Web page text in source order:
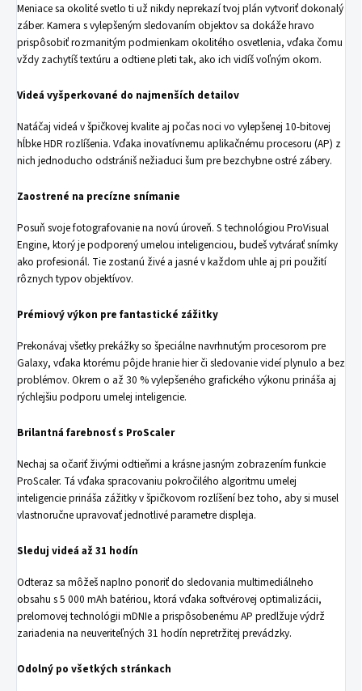
Meniace sa okolité svetlo ti už nikdy neprekazí tvoj plán vytvoriť dokonalý
záber. Kamera s vylepšeným sledovaním objektov sa dokáže hravo
prispôsobiť rozmanitým podmienkam okolitého osvetlenia, vďaka čomu
vždy zachytíš textúru a odtiene pleti tak, ako ich vidíš voľným okom.
Videá vyšperkované do najmenších detailov
Natáčaj videá v špičkovej kvalite aj počas noci vo vylepšenej 10-bitovej
hĺbke HDR rozlíšenia. Vďaka inovatívnemu aplikačnému procesoru (AP) z
nich jednoducho odstrániš nežiaduci šum pre bezchybne ostré zábery.
Zaostrené na precízne snímanie
Posuň svoje fotografovanie na novú úroveň. S technológiou ProVisual
Engine, ktorý je podporený umelou inteligenciou, budeš vytvárať snímky
ako profesionál. Tie zostanú živé a jasné v každom uhle aj pri použití
rôznych typov objektívov.
Prémiový výkon pre fantastické zážitky
Prekonávaj všetky prekážky so špeciálne navrhnutým procesorom pre
Galaxy, vďaka ktorému pôjde hranie hier či sledovanie videí plynulo a bez
problémov. Okrem o až 30 % vylepšeného grafického výkonu prináša aj
rýchlejšiu podporu umelej inteligencie.
Brilantná farebnosť s ProScaler
Nechaj sa očariť živými odtieňmi a krásne jasným zobrazením funkcie
ProScaler. Tá vďaka spracovaniu pokročilého algoritmu umelej
inteligencie prináša zážitky v špičkovom rozlíšení bez toho, aby si musel
vlastnoručne upravovať jednotlivé parametre displeja.
Sleduj videá až 31 hodín
Odteraz sa môžeš naplno ponoriť do sledovania multimediálneho
obsahu s 5 000 mAh batériou, ktorá vďaka softvérovej optimalizácii,
prelomovej technológii mDNIe a prispôsobenému AP predlžuje výdrž
zariadenia na neuveriteľných 31 hodín nepretržitej prevádzky.
Odolný po všetkých stránkach